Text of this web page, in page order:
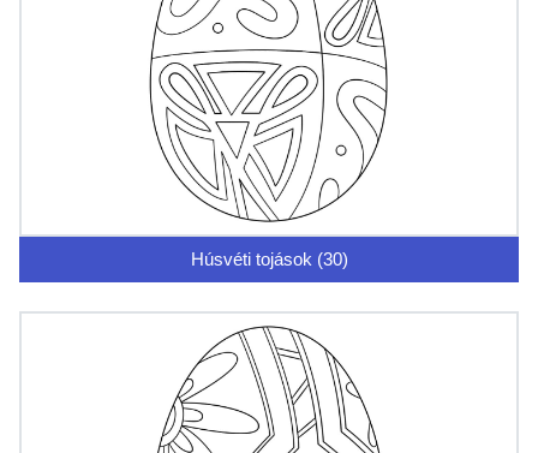
Húsvéti tojások (30)